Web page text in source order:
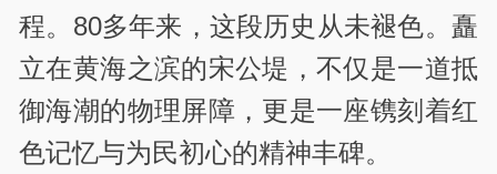
程。80多年来，这段历史从未褪色。矗
立在黄海之滨的宋公堤，不仅是一道抵
御海潮的物理屏障，更是一座镌刻着红
色记忆与为民初心的精神丰碑。